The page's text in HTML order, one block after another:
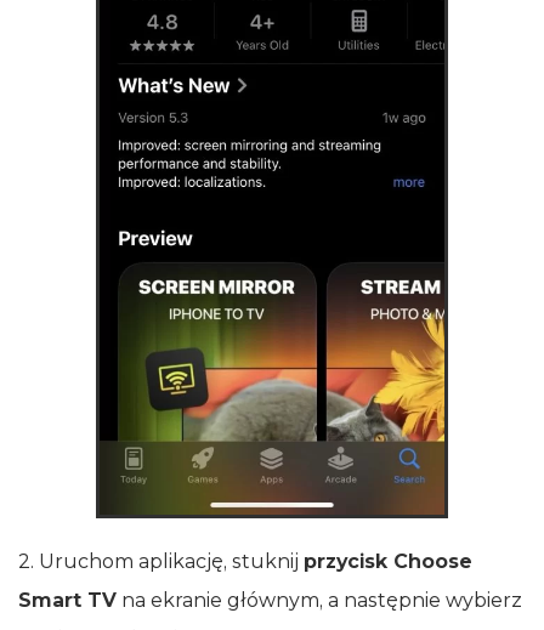
2. Uruchom aplikację, stuknij przycisk Choose
Smart TV na ekranie głównym, a następnie wybierz